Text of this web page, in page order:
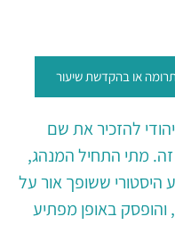
או בהקדשת שיעור
להזכיר את שם
מתי התחיל המנהג,
היסטורי ששופך אור על
והופסק באופן מפתיע